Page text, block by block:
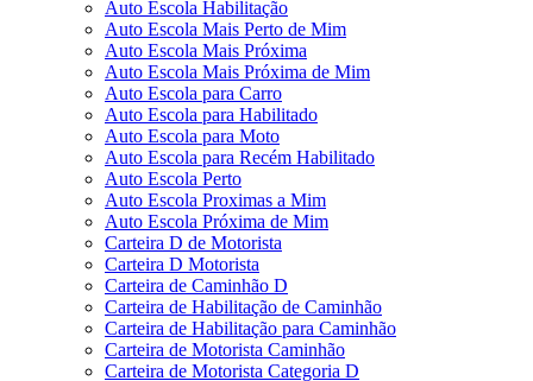
Auto Escola Habilitação
Auto Escola Mais Perto de Mim
Auto Escola Mais Próxima
Auto Escola Mais Próxima de Mim
Auto Escola para Carro
Auto Escola para Habilitado
Auto Escola para Moto
Auto Escola para Recém Habilitado
Auto Escola Perto
Auto Escola Proximas a Mim
Auto Escola Próxima de Mim
Carteira D de Motorista
Carteira D Motorista
Carteira de Caminhão D
Carteira de Habilitação de Caminhão
Carteira de Habilitação para Caminhão
Carteira de Motorista Caminhão
Carteira de Motorista Categoria D